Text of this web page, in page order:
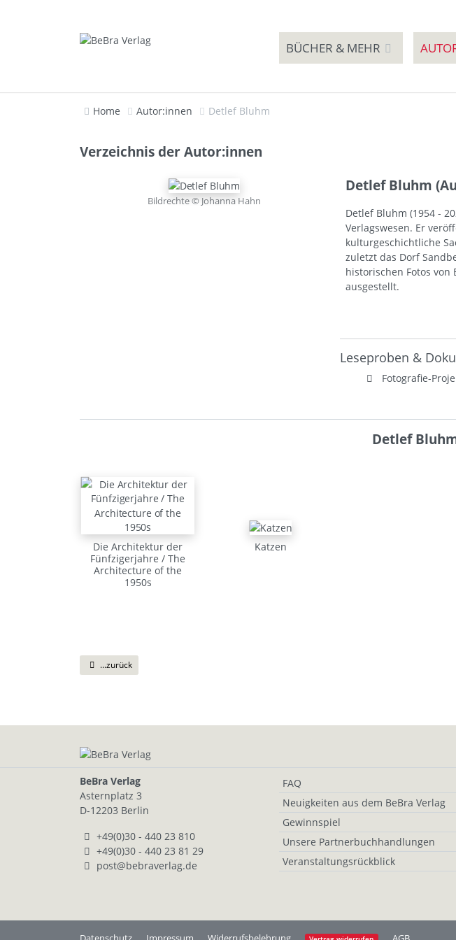
BÜCHER & MEHR
Home Autor:innen Detlef Bluhm
Verzeichnis der Autor:innen
Bildrechte © Johanna Hahn
Detlef Bluhm
Detlef Bluhm (1954 -
Verlagswesen. Er
kulturgeschichtliche
zuletzt das Dorf
historischen Fotos
ausgestellt.
Leseproben &
Fotografie-
Detlef
Die Architektur der
Fünfzigerjahre / The
Architecture of the
1950s
Katzen
...zurück
BeBra Verlag
Asternplatz 3
D-12203 Berlin
+49(0)30 - 440 23 810
+49(0)30 - 440 23 81 29
post@bebraverlag.de
FAQ
Neuigkeiten aus dem BeBra Verlag
Gewinnspiel
Unsere Partnerbuchhandlungen
Veranstaltungsrückblick